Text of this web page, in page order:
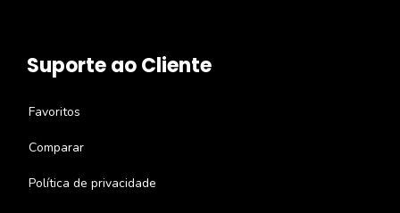
Suporte ao Cliente
Favoritos
Comparar
Política de privacidade